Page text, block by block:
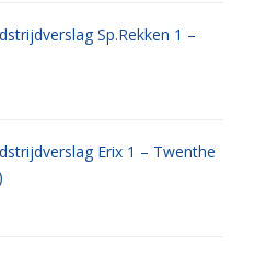
Sp.Rekken 1 –
Erix 1 – Twenthe